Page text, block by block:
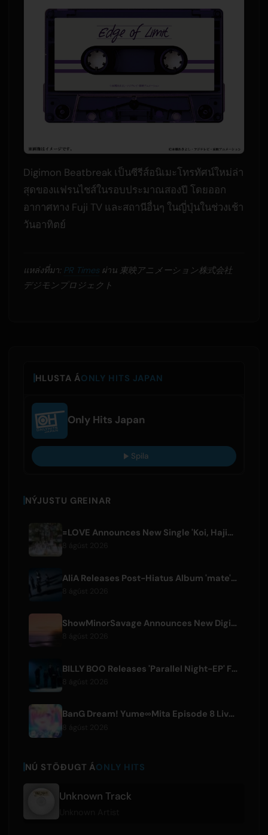
Digimon Beatbreak เป็นซีรีส์อนิเมะโทรทัศน์ใหม่ล่า
สุดของแฟรนไชส์ในรอบประมาณสองปี โดยออก
อากาศทาง Fuji TV และสถานีอื่นๆ ในญี่ปุ่นในช่วงเช้า
วันอาทิตย์
แหล่งที่มา: PR Timesผ่าน 東映アニメーション株式会社
デジモンプロジェクト
HLUSTA ÁONLY HITS JAPAN
Only Hits Japan
Spila
NÝJUSTU GREINAR
=LOVE Announces New Single 'Koi, Hajimemashita.' and Tokyo Dome Concerts
AliA Releases Post-Hiatus Album 'mate', Announces Tokyo Live
ShowMinorSavage Announces New Digital Single 'Gradation'
BILLY BOO Releases 'Parallel Night-EP' Featuring TV Drama Theme Song
BanG Dream! Yume∞Mita Episode 8 Live Clip Released
NÚ STÖÐUGT ÁONLY HITS
Unknown Track